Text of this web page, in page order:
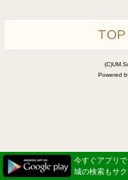
Powered
今すぐアプリ
城の検索もサク